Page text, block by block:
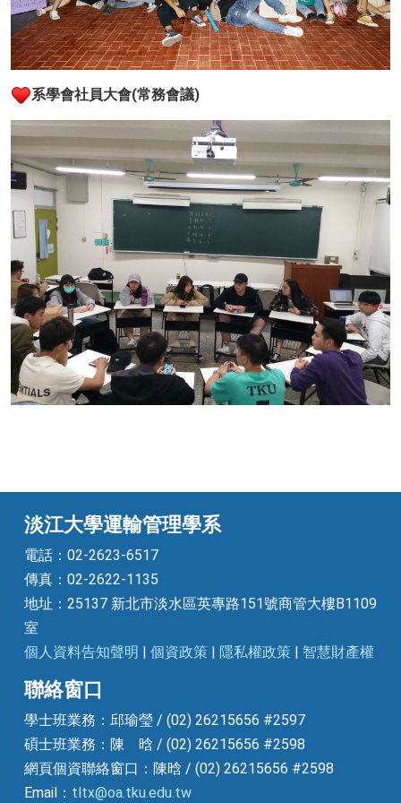
系學會社員大會(常務會議)
淡江大學運輸管理學系
電話：02-2623-6517
傳真：02-2622-1135
地址：25137 新北市淡水區英專路151號商管大樓B1109
室
個人資料告知聲明 | 個資政策 | 隱私權政策 | 智慧財產權
聯絡窗口
學士班業務：邱瑜瑩 / (02) 26215656 #2597
碩士班業務：陳 晗 / (02) 26215656 #2598
網頁個資聯絡窗口：陳晗 / (02) 26215656 #2598
Email： tltx@oa.tku.edu.tw